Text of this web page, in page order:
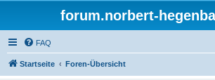
forum.norbert-
FAQ
Startseite Foren-Übersicht